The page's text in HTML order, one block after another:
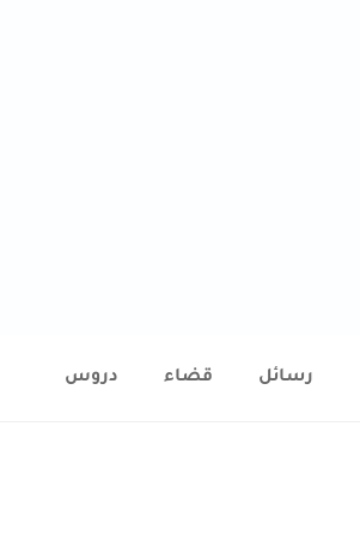
رسائل قضاء دروس